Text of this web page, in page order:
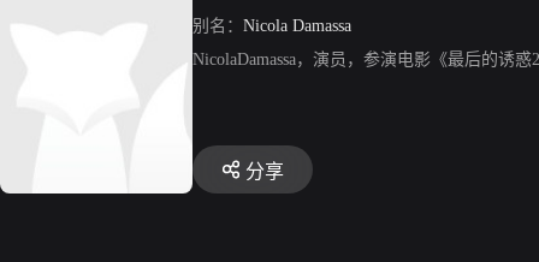
别名： Nicola Damassa
NicolaDamassa，演员，参演电影《最后的诱
分享